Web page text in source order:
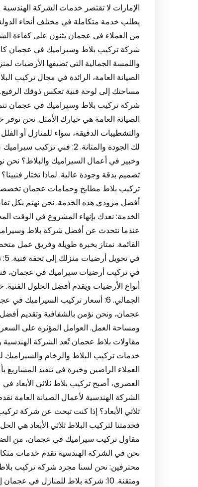
الإمارات لا تقتصر خدمات الشركة
يطلب خدمة متكاملة في مختلف أنحاء
من العملاء في عجمان يثنون على كفاءة
واللمسة الجمالية التي تضيفها الأرضيات
الصيانة العامة، الرائدة في مجال تركيب
شركة تركيب بلاط وسيراميك في عجمان
الصيانة العامة هي خيارك الأمثل. نحن
والتشطيبات الدقيقة، سواء للمنازل أو
لك الجودة والمتانة. 2:
وخبير في أعمال السيراميك والبلاط؟ نحن
تركيب بلاط مطابخ وحمامات عجمان
أفضل مزودي هذه الخدمة. نحن نهتم بكل
عندما نتحدث عن أفضل شركة بلاط
القائمة. نمتاز بخبرة طويلة وفريق عمل
في تركيب أرضيات سيراميك في عجمان،
أنواع الأرضيات ويقدم أفضل الحلول
الجمالي. 6: أسعار تركيب
عجمان، ونحن نؤمن بالشفافية وتقديم
مقاولات بلاط عجمان تُعد الشركة
خدمات تركيب البلاط والرخام
العصري، أصبح تركيب بلاط ثلاثي
الشركة الهندسية لأعمال الصيانة العامة
ثلاثي الأبعاد؟ إذا كنت تبحث عن شركة
مقاول تركيب سيراميك في عجمان، من
نحن في الشركة الهندسية نقدم خدمات
محترفين: نحن لسنا مجرد شركة تركيب
ومتقنة. 10: شركة بلاط للمنازل